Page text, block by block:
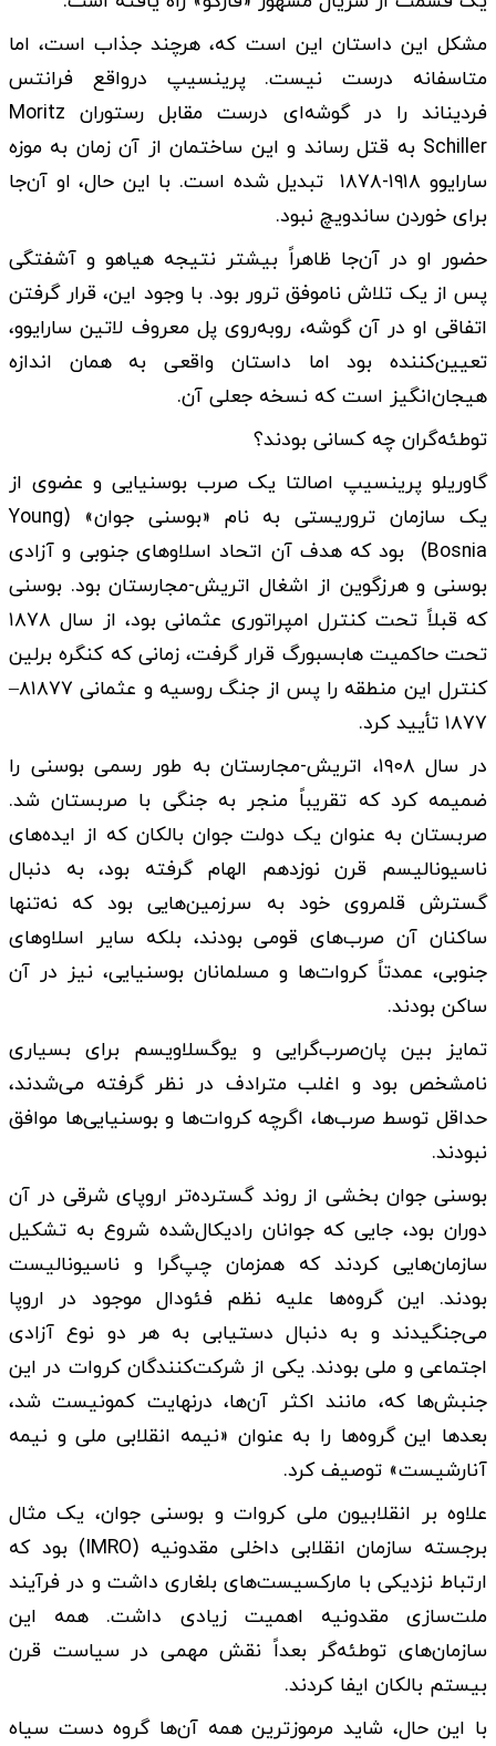
مشکل این داستان این است که، هرچند جذاب است، اما
متاسفانه درست نیست. پرینسیپ درواقع فرانتس
فردیناند را در گوشه‌ای درست مقابل رستوران Moritz
Schiller به قتل رساند و این ساختمان از آن زمان به موزه
سارایوو ۱۹۱۸-۱۸۷۸ تبدیل شده است. با این حال، او آن‌جا
برای خوردن ساندویچ نبود.
حضور او در آن‌جا ظاهراً بیشتر نتیجه هیاهو و آشفتگی
پس از یک تلاش ناموفق ترور بود. با وجود این، قرار گرفتن
اتفاقی او در آن گوشه، روبه‌روی پل معروف لاتین سارایوو،
تعیین‌کننده بود اما داستان واقعی به همان اندازه
هیجان‌انگیز است که نسخه جعلی آن.
توطئه‌گران چه کسانی بودند؟
گاوریلو پرینسیپ اصالتا یک صرب بوسنیایی و عضوی از
یک سازمان تروریستی به نام «بوسنی جوان» (Young
Bosnia) بود که هدف آن اتحاد اسلاوهای جنوبی و آزادی
بوسنی و هرزگوین از اشغال اتریش-مجارستان بود. بوسنی
که قبلاً تحت کنترل امپراتوری عثمانی بود، از سال ۱۸۷۸
تحت حاکمیت هابسبورگ قرار گرفت، زمانی که کنگره برلین
کنترل این منطقه را پس از جنگ روسیه و عثمانی ۸۱۸۷۷–
۱۸۷۷ تأیید کرد.
در سال ۱۹۰۸، اتریش-مجارستان به طور رسمی بوسنی را
ضمیمه کرد که تقریباً منجر به جنگی با صربستان شد.
صربستان به عنوان یک دولت جوان بالکان که از ایده‌های
ناسیونالیسم قرن نوزدهم الهام گرفته بود، به دنبال
گسترش قلمروی خود به سرزمین‌هایی بود که نه‌تنها
ساکنان آن صرب‌های قومی بودند، بلکه سایر اسلاوهای
جنوبی، عمدتاً کروات‌ها و مسلمانان بوسنیایی، نیز در آن
ساکن بودند.
تمایز بین پان‌صرب‌گرایی و یوگسلاویسم برای بسیاری
نامشخص بود و اغلب مترادف در نظر گرفته می‌شدند،
حداقل توسط صرب‌ها، اگرچه کروات‌ها و بوسنیایی‌ها موافق
نبودند.
بوسنی جوان بخشی از روند گسترده‌تر اروپای شرقی در آن
دوران بود، جایی که جوانان رادیکال‌شده شروع به تشکیل
سازمان‌هایی کردند که همزمان چپ‌گرا و ناسیونالیست
بودند. این گروه‌ها علیه نظم فئودال موجود در اروپا
می‌جنگیدند و به دنبال دستیابی به هر دو نوع آزادی
اجتماعی و ملی بودند. یکی از شرکت‌کنندگان کروات در این
جنبش‌ها که، مانند اکثر آن‌ها، درنهایت کمونیست شد،
بعدها این گروه‌ها را به عنوان «نیمه انقلابی ملی و نیمه
آنارشیست» توصیف کرد.
علاوه بر انقلابیون ملی کروات و بوسنی جوان، یک مثال
برجسته سازمان انقلابی داخلی مقدونیه (IMRO) بود که
ارتباط نزدیکی با مارکسیست‌های بلغاری داشت و در فرآیند
ملت‌سازی مقدونیه اهمیت زیادی داشت. همه این
سازمان‌های توطئه‌گر بعداً نقش مهمی در سیاست قرن
بیستم بالکان ایفا کردند.
با این حال، شاید مرموزترین همه آن‌ها گروه دست سیاه